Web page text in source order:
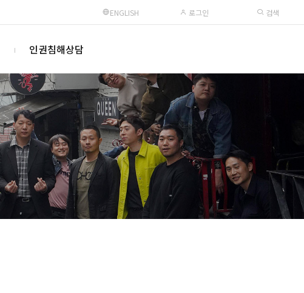
ENGLISH 로그인 검색
인권침해상담